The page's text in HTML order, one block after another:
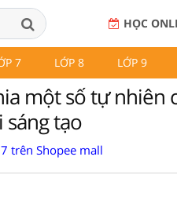
HỌC
7 LỚP 8 LỚP 9
một số tự nhiên
sáng tạo
trên Shopee mall